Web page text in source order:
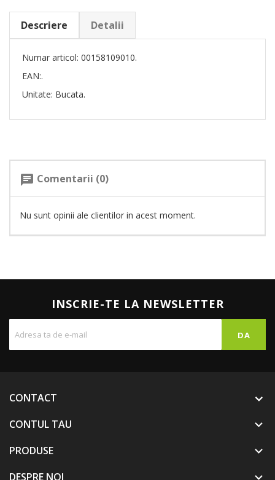
Descriere Detalii
Numar articol: 00158109010.
EAN:.
Unitate: Bucata.
chat Comentarii (0)
Nu sunt opinii ale clientilor in acest moment.
INSCRIE-TE LA NEWSLETTER
CONTACT
CONTUL TAU

PRODUSE 
DESPRE NOI